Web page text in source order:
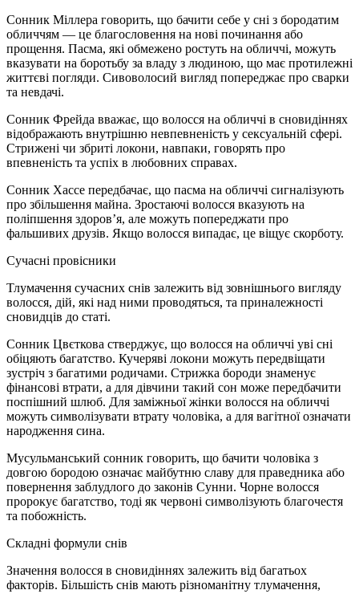
Сонник Міллера говорить, що бачити себе у сні з бородатим
обличчям — це благословення на нові починання або
прощення. Пасма, які обмежено ростуть на обличчі, можуть
вказувати на боротьбу за владу з людиною, що має протилежні
життєві погляди. Сивоволосий вигляд попереджає про сварки
та невдачі.
Сонник Фрейда вважає, що волосся на обличчі в сновидіннях
відображають внутрішню невпевненість у сексуальній сфері.
Стрижені чи збриті локони, навпаки, говорять про
впевненість та успіх в любовних справах.
Сонник Хассе передбачає, що пасма на обличчі сигналізують
про збільшення майна. Зростаючі волосся вказують на
поліпшення здоров’я, але можуть попереджати про
фальшивих друзів. Якщо волосся випадає, це віщує скорботу.
Сучасні провісники
Тлумачення сучасних снів залежить від зовнішнього вигляду
волосся, дій, які над ними проводяться, та приналежності
сновидців до статі.
Сонник Цвєткова стверджує, що волосся на обличчі уві сні
обіцяють багатство. Кучеряві локони можуть передвіщати
зустріч з багатими родичами. Стрижка бороди знаменує
фінансові втрати, а для дівчини такий сон може передбачити
поспішний шлюб. Для заміжньої жінки волосся на обличчі
можуть символізувати втрату чоловіка, а для вагітної означати
народження сина.
Мусульманський сонник говорить, що бачити чоловіка з
довгою бородою означає майбутню славу для праведника або
повернення заблудлого до законів Сунни. Чорне волосся
пророкує багатство, тоді як червоні символізують благочестя
та побожність.
Складні формули снів
Значення волосся в сновидіннях залежить від багатьох
факторів. Більшість снів мають різноманітну тлумачення,